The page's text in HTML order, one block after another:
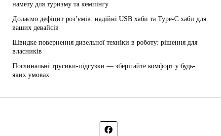
намету для туризму та кемпінгу
Долаємо дефіцит роз’ємів: надійні USB хаби та Type-C хаби для
ваших девайсів
Швидке повернення дизельної техніки в роботу: рішення для
власників
Поглинальні трусики-підгузки — зберігайте комфорт у будь-
яких умовах